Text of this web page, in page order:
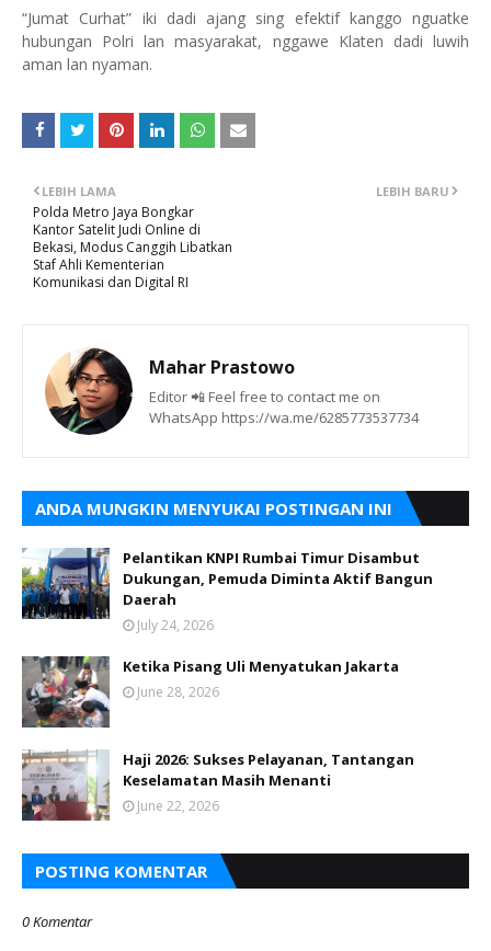
“Jumat Curhat” iki dadi ajang sing efektif kanggo nguatke
hubungan Polri lan masyarakat, nggawe Klaten dadi luwih
aman lan nyaman.
LEBIH BARU
LEBIH LAMA
Polda Metro Jaya Bongkar
Kantor Satelit Judi Online di
Bekasi, Modus Canggih Libatkan
Staf Ahli Kementerian
Komunikasi dan Digital RI
Mahar Prastowo
Editor 📲 Feel free to contact me on
WhatsApp https://wa.me/6285773537734
ANDA MUNGKIN MENYUKAI POSTINGAN INI
Pelantikan KNPI Rumbai Timur Disambut
Dukungan, Pemuda Diminta Aktif Bangun
Daerah
July 24, 2026
Ketika Pisang Uli Menyatukan Jakarta
June 28, 2026
Haji 2026: Sukses Pelayanan, Tantangan
Keselamatan Masih Menanti
June 22, 2026
POSTING KOMENTAR
0 Komentar